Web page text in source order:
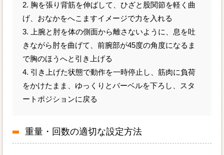
2. 胸を張り背筋を伸ばして、ひざと股関節を軽く曲
げ、おなかをへこますイメージで力を入れる
3. 上腕と肘を体の側面から離さないように、息を吐
きながら肘を曲げて、前腕部が45度の角度になるま
で胸のほうへと引き上げる
4. 引き上げた状態で動作を一時停止し、筋肉に負荷
をかけたまま、ゆっくりとバーベルを下ろし、スタ
ートポジションに戻る
重量・回数の適切な設定方法